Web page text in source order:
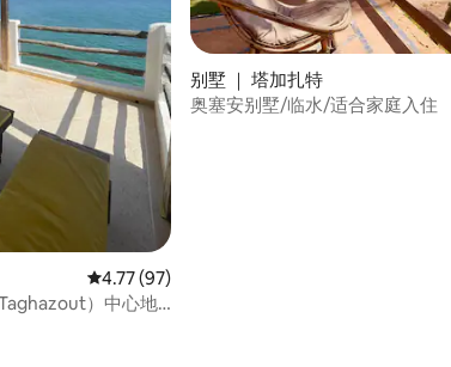
平均评分 4.77 分（满分 5 分），共 97 条评价
4.77 (97)
）中心地
别墅 ｜ 塔加扎特
奥塞安别墅/临水/适合家庭入住